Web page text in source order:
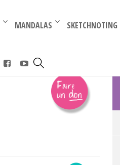
– MANDALAS – SKETCHNOTING